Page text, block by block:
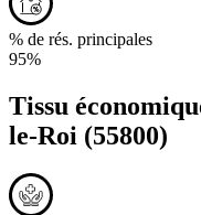
% de rés. principales
95%
Tissu
le-Roi (55800)